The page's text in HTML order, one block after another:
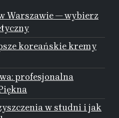
Warszawie — wybierz
koreańskie kremy
profesjonalna
w studni i jak